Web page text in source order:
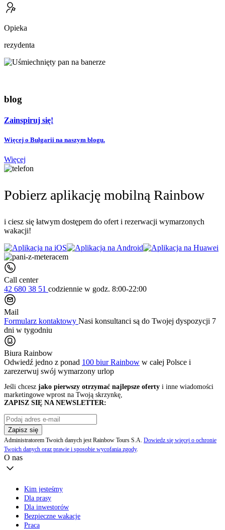
Opieka
rezydenta
blog
Zainspiruj się!
Więcej o Bułgarii na naszym blogu.
Więcej
Pobierz aplikację mobilną Rainbow
i ciesz się łatwym dostępem do ofert i rezerwacji wymarzonych
wakacji!
Call center
42 680 38 51 codziennie w godz. 8:00-22:00
Mail
Formularz kontaktowy Nasi konsultanci są do Twojej dyspozycji 7
dni w tygodniu
Biura Rainbow
Odwiedź jedno z ponad 100 biur Rainbow w całej Polsce i
zarezerwuj swój wymarzony urlop
Jeśli chcesz jako pierwszy otrzymać najlepsze oferty i inne wiadomości
marketingowe wprost na Twoją skrzynkę,
ZAPISZ SIĘ NA NEWSLETTER:
Zapisz się
Administratorem Twoich danych jest Rainbow Tours S.A. Dowiedz się więcej o ochronie
Twoich danych oraz prawie i sposobie wycofania zgody.
O nas
Kim jesteśmy
Dla prasy
Dla inwestorów
Bezpieczne wakacje
Praca